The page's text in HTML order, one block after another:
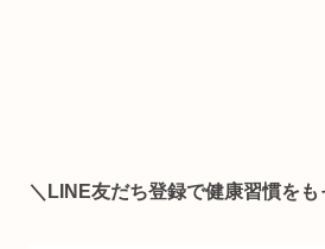
＼LINE友だち登録で健康習慣をも